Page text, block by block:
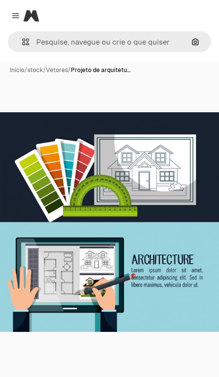
Close menu
Magnific
Início/stock/Vetores/Projeto de arquitetu…